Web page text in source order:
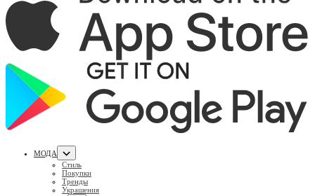
МОДА
Стиль
Покупки
Тренды
Украшения